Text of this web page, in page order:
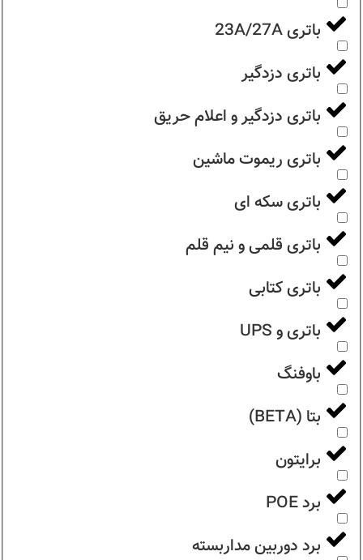
باتری 23A/27A
باتری دزدگیر
باتری دزدگیر و اعلام حریق
باتری ریموت ماشین
باتری سکه ای
باتری قلمی و نیم قلم
باتری کتابی
باتری و UPS
باوفنگ
بتا (BETA)
برایتون
برد POE
برد دوربین مداربسته